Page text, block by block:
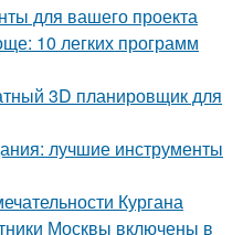
для вашего проекта
10 легких программ
3D планировщик для
лучшие инструменты
Кургана
Москвы включены в